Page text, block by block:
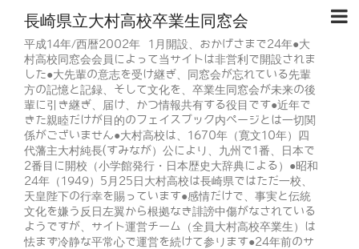
長崎県立大村高校卒業生同窓会
平成14年/西暦2002年 1月開設、おかげさまで24年●大
村高校同窓会会員によって当サイトは非営利で開設されま
した●大先輩の意志を受け継ぎ、同窓会が忘れている先輩
方の記憶と記録、そして文化を、卒業生同窓会が未来の後
輩に引き継ぎ、届け、かつ情報共有する役目です●近年で
きた親睦だけが目的のフェイスブック内ページとは一切関
係がございません●大村高校は、1670年（寛文10年）四
代藩主大村純長(すみなが）公により、九州で1番、日本で
2番目に開校（小学館発行・日本歴史大辞典による）●昭和
24年（1949）5月25日大村高校は長崎県ではただ一校、
天皇陛下の行幸を賜っています●感情だけで、事実と伝統
文化を嫌う反日左翼から根拠なき誹謗中傷がなされている
ようですが、サイト運営チーム（全員大村高校卒業生）は
怯まず冷静な平常心で運営を続けて参ります●24年前のサ